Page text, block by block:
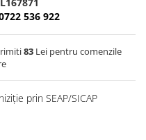
536 922
83Lei pentru comenzile
prin SEAP/SICAP